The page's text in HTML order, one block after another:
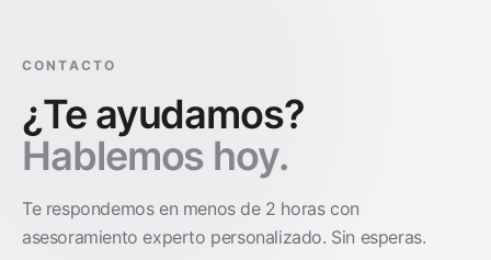
CONTACTO
¿Te ayudamos?
Hablemos hoy.
Te respondemos en menos de 2 horas con
asesoramiento experto personalizado. Sin esperas.